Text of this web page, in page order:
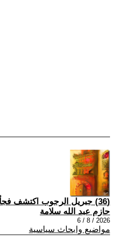
(36) جبريل الرجوب اكتشف فجأة أن غزة تُذبح!
حازم عبد الله سلامة
2026 / 8 / 6
مواضيع وابحاث سياسية